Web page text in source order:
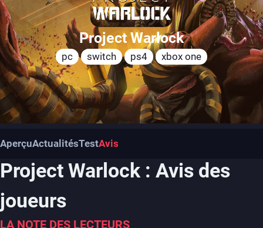
Project Warlock
pc switch ps4 xbox one
AperçuActualitésTestAvis
Project Warlock : Avis des
joueurs
LA NOTE DES LECTEURS